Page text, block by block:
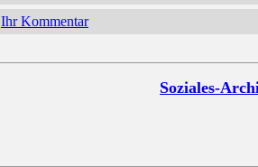
Ihr Kommentar
Soziales-